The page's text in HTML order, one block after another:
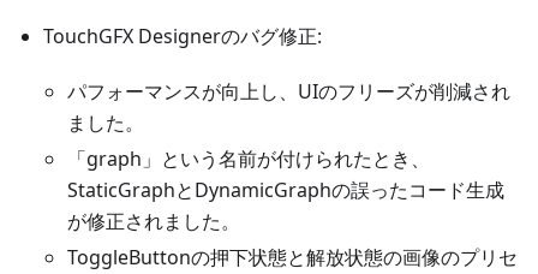
TouchGFX Designerのバグ修正:
パフォーマンスが向上し、UIのフリーズが削減され
ました。
「graph」という名前が付けられたとき、
StaticGraphとDynamicGraphの誤ったコード生成
が修正されました。
ToggleButtonの押下状態と解放状態の画像のプリセ